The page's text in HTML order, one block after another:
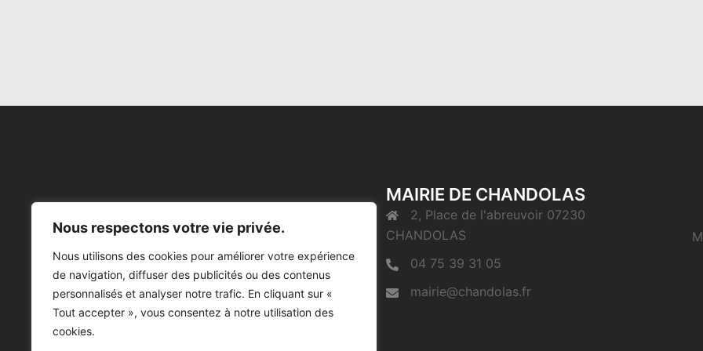
Nous respectons votre vie privée.
Nous utilisons des cookies pour améliorer votre expérience
de navigation, diffuser des publicités ou des contenus
personnalisés et analyser notre trafic. En cliquant sur «
Tout accepter », vous consentez à notre utilisation des
cookies.
MAIRIE DE CHANDOLAS
2, Place de l'abreuvoir 07230
CHANDOLAS
04 75 39 31 05
mairie@chandolas.fr